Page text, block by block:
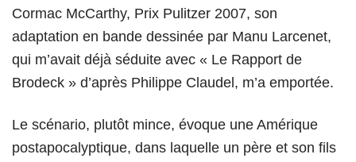
Cormac McCarthy, Prix Pulitzer 2007, son
adaptation en bande dessinée par Manu Larcenet,
qui m’avait déjà séduite avec « Le Rapport de
Brodeck » d’après Philippe Claudel, m’a emportée.
Le scénario, plutôt mince, évoque une Amérique
postapocalyptique, dans laquelle un père et son fils